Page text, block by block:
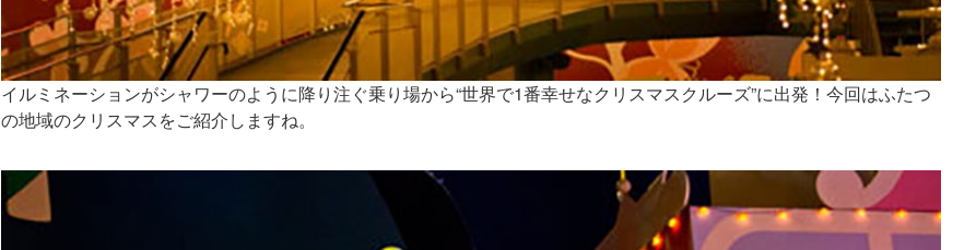
イルミネーションがシャワーのように降り注ぐ乗り場から“世界で1番幸せなクリスマスクルーズ”に出発！今回はふたつ
の地域のクリスマスをご紹介しますね。